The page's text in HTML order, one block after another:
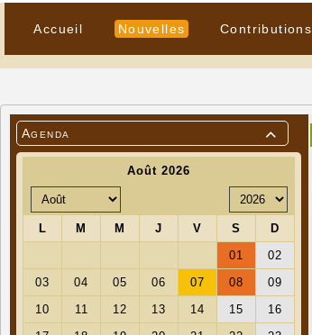
Accueil Nouvelles Contributions

Agenda